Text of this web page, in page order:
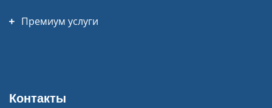
Премиум услуги
Контакты